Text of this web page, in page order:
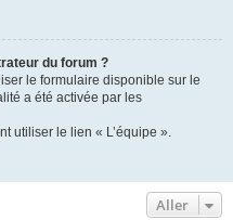
du forum ?
le formulaire disponible sur le
a été activée par les
utiliser le lien « L’équipe ».
Aller